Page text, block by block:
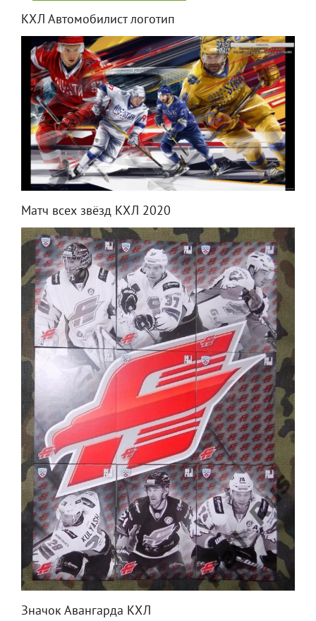
КХЛ Автомобилист логотип
Матч всех звёзд КХЛ 2020
Значок Авангарда КХЛ